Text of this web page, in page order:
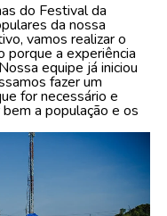
do Festival da
da nossa
vamos realizar o
porque a experiência
equipe já iniciou
fazer um
for necessário e
a população e os